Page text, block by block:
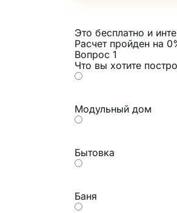
Это бесплатно и
Расчет пройден на 0
Вопрос 1
Что вы хотите
Модульный дом
Бытовка
Баня